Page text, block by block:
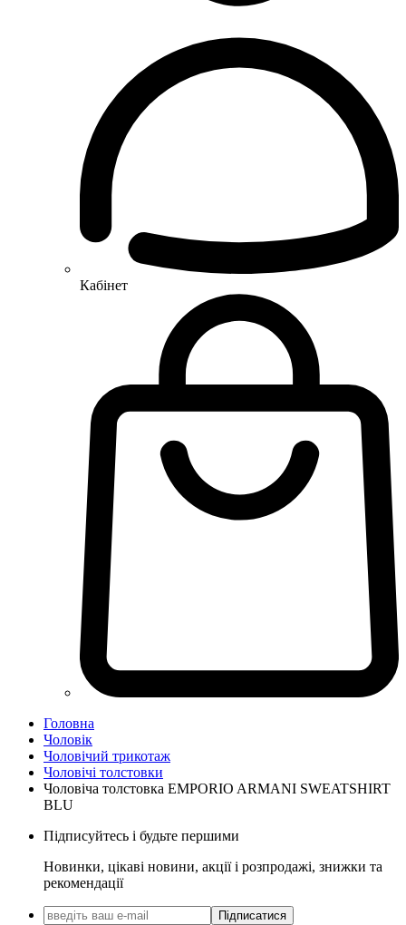
Кабінет
Головна
Чоловік
Чоловічий трикотаж
Чоловічі толстовки
Чоловіча толстовка EMPORIO ARMANI SWEATSHIRT
BLU
Підписуйтесь і будьте першими
Новинки, цікаві новини, акції і розпродажі, знижки та
рекомендації
Підписатися